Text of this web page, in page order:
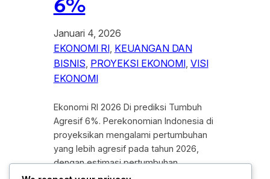
6%
Januari 4, 2026
EKONOMI RI, KEUANGAN DAN
BISNIS, PROYEKSI EKONOMI, VISI
EKONOMI
Ekonomi RI 2026 Di prediksi Tumbuh
Agresif 6%. Perekonomian Indonesia di
proyeksikan mengalami pertumbuhan
yang lebih agresif pada tahun 2026,
dengan estimasi pertumbuhan
mencapai 6%. Angka ini mencerminkan